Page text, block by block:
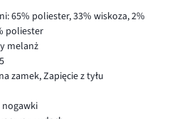
65% poliester, 33% wiskoza, 2%
poliester
melanż
zamek, Zapięcie z tyłu